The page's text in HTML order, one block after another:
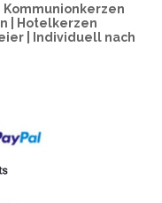
| Hotelkerzen
| Individuell nach